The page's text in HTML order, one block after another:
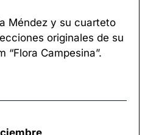
Méndez y su cuarteto
originales de su